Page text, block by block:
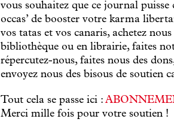
vous souhaitez que ce journal
occas’ de booster votre karma
vos tatas et vos canaris, achetez
bibliothèque ou en librairie, faites
répercutez-nous, faites nous des
envoyez nous des bisous de soutien
Tout cela se passe ici :
Merci mille fois pour votre soutien !